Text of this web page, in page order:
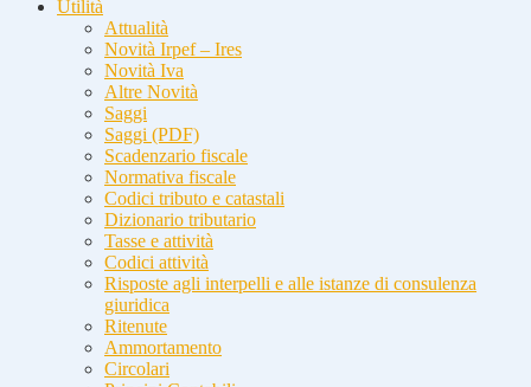
Utilità
Attualità
Novità Irpef – Ires
Novità Iva
Altre Novità
Saggi
Saggi (PDF)
Scadenzario fiscale
Normativa fiscale
Codici tributo e catastali
Dizionario tributario
Tasse e attività
Codici attività
Risposte agli interpelli e alle istanze di consulenza
giuridica
Ritenute
Ammortamento
Circolari